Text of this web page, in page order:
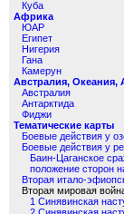
Куба
Африка
ЮАР
Египет
Нигерия
Гана
Камерун
Австралия, Океания,
Австралия
Антарктида
Фиджи
Тематические карты
Боевые действия у
Боевые действия у
Баин-Цаганское
положение сторон
Вторая итало-
Вторая мировая
1 Синявинская